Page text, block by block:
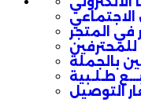
الاجتماعي
في المتجر
بالجملة
طـلـبية
التوصيل